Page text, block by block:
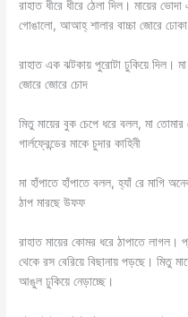
রাহাত ধীরে ধীরে ঠেলা দিল। মায়ের
গোঙালো, আআহ্ শালার বাচ্চা জোরে
রাহাত এক ঝটকায় পুরোটা ঢুকিয়ে দিল।
জোরে জোরে চোদ
মিতু মায়ের বুক চেপে ধরে বলল, মা
গার্লফ্রেন্ডের মাকে চুদার কাহিনী
মা হাঁপাতে হাঁপাতে বলল, হ্যাঁ রে মাগি
ঠাপ মারছে উফফ
রাহাত মায়ের কোমর ধরে ঠাপাতে লাগল।
থেকে রস বেরিয়ে বিছানায় পড়ছে। মিতু
আঙুল ঢুকিয়ে নেড়াচ্ছে।